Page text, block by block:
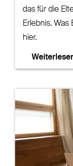
das für die
Erlebnis.
hier.